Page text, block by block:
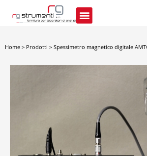
contenuto
Home > Prodotti > Spessimetro magnetico digitale